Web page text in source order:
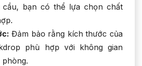
cầu, bạn có thể lựa chọn chất
Đảm bảo rằng kích thước của
phù hợp với không gian